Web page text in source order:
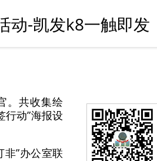
动-凯发k8一触即发
。共收集绘
行动”海报设
”办公室联